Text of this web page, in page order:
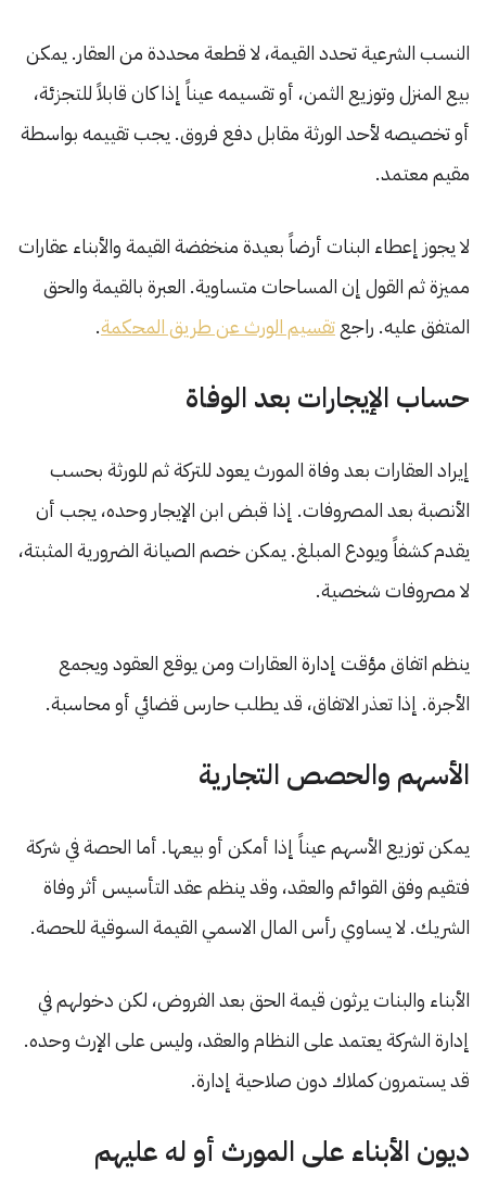
النسب الشرعية تحدد القيمة، لا قطعة محددة من العقار. يمكن
بيع المنزل وتوزيع الثمن، أو تقسيمه عيناً إذا كان قابلاً للتجزئة،
أو تخصيصه لأحد الورثة مقابل دفع فروق. يجب تقييمه بواسطة
مقيم معتمد.
لا يجوز إعطاء البنات أرضاً بعيدة منخفضة القيمة والأبناء عقارات
مميزة ثم القول إن المساحات متساوية. العبرة بالقيمة والحق
المتفق عليه. راجعتقسيم الورث عن طريق المحكمة.
حساب الإيجارات بعد الوفاة
إيراد العقارات بعد وفاة المورث يعود للتركة ثم للورثة بحسب
الأنصبة بعد المصروفات. إذا قبض ابن الإيجار وحده، يجب أن
يقدم كشفاً ويودع المبلغ. يمكن خصم الصيانة الضرورية المثبتة،
لا مصروفات شخصية.
ينظم اتفاق مؤقت إدارة العقارات ومن يوقع العقود ويجمع
الأجرة. إذا تعذر الاتفاق، قد يطلب حارس قضائي أو محاسبة.
الأسهم والحصص التجارية
يمكن توزيع الأسهم عيناً إذا أمكن أو بيعها. أما الحصة في شركة
فتقيم وفق القوائم والعقد، وقد ينظم عقد التأسيس أثر وفاة
الشريك. لا يساوي رأس المال الاسمي القيمة السوقية للحصة.
الأبناء والبنات يرثون قيمة الحق بعد الفروض، لكن دخولهم في
إدارة الشركة يعتمد على النظام والعقد، وليس على الإرث وحده.
قد يستمرون كملاك دون صلاحية إدارة.
ديون الأبناء على المورث أو له عليهم